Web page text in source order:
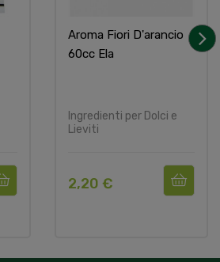
Aroma Fiori D'arancio
60cc Ela
Ingredienti per Dolci e
Lieviti
2,20 €